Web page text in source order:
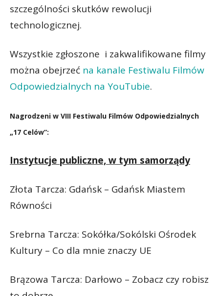
szczególności skutków rewolucji
technologicznej.
Wszystkie zgłoszone i zakwalifikowane filmy
można obejrzeć na kanale Festiwalu Filmów
Odpowiedzialnych na YouTubie.
Nagrodzeni w VIII Festiwalu Filmów Odpowiedzialnych
„17 Celów”:
Instytucje publiczne, w tym samorządy
Złota Tarcza: Gdańsk – Gdańsk Miastem
Równości
Srebrna Tarcza: Sokółka/Sokólski Ośrodek
Kultury – Co dla mnie znaczy UE
Brązowa Tarcza: Darłowo – Zobacz czy robisz